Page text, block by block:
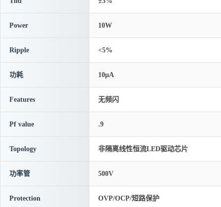
Power 10W
Ripple <5%
功耗 10μA
Features 无频闪
Pf value .9
Topology 非隔离线性恒流LED驱动芯片
功率管 500V
Protection OVP/OCP/短路保护